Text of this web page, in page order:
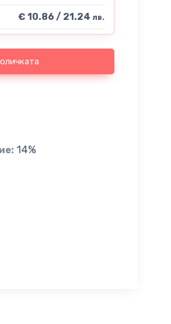
€ 10.86 / 21.24 лв.
14%